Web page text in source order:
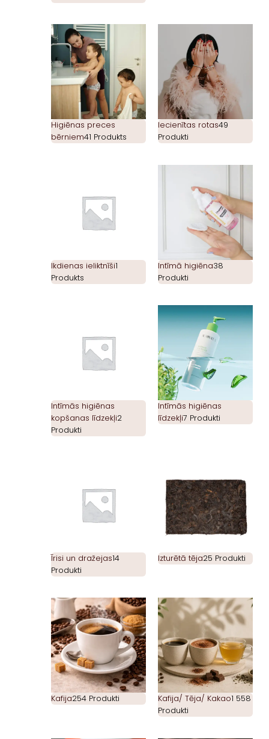
Higiēnas preces
bērniem41 Produkts
Iecienītas rotas49
Produkti
Ikdienas ieliktnīši1
Produkts
Intīmā higiēna38
Produkti
Intīmās higiēnas
kopšanas līdzekļi2
Produkti
Intīmās higiēnas
līdzekļi7 Produkti
Īrisi un dražejas14
Produkti
Izturētā tēja25 Produkti
Kafija254 Produkti Kafija/ Tēja/ Kakao1 558
Produkti